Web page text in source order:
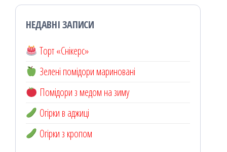
НЕДАВНІ ЗАПИСИ
Торт «Снікерс»
Зелені помідори мариновані
Помідори з медом на зиму
Огірки в аджиці
Огірки з кропом